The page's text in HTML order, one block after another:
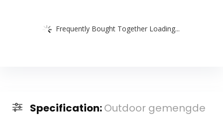
Frequently Bought Together Loading...
Specification:Outdoor gemengde